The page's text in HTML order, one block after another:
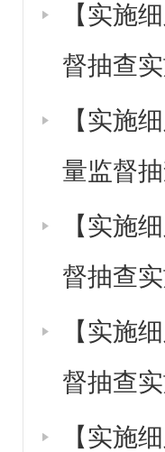
【实施
督抽查
【实施
量监督
【实施
督抽查
【实施
督抽查
【实施